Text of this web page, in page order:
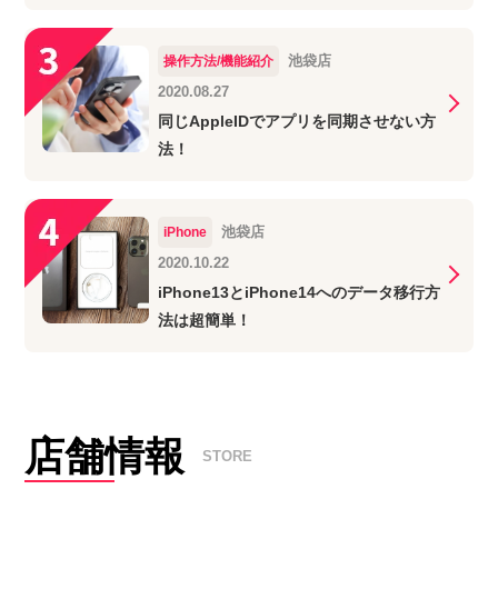
操作方法/機能紹介
池袋店
2020.08.27
同じAppleIDでアプリを同期させない方
法！
iPhone
池袋店
2020.10.22
iPhone13とiPhone14へのデータ移行方
法は超簡単！
店舗情報 STORE